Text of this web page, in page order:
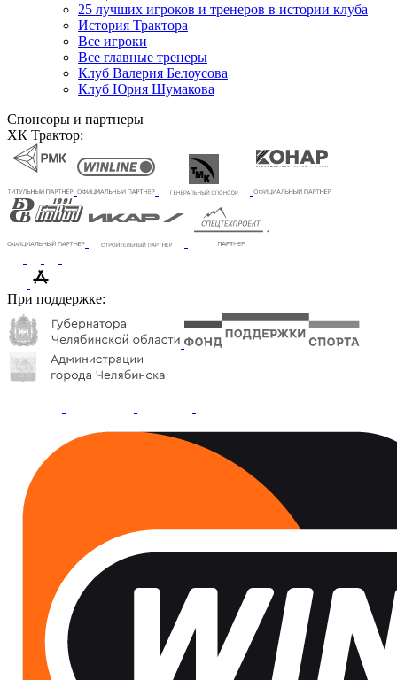
25 лучших игроков и тренеров в истории клуба
История Трактора
Все игроки
Все главные тренеры
Клуб Валерия Белоусова
Клуб Юрия Шумакова
Спонсоры и партнеры
ХК Трактор:
При поддержке: